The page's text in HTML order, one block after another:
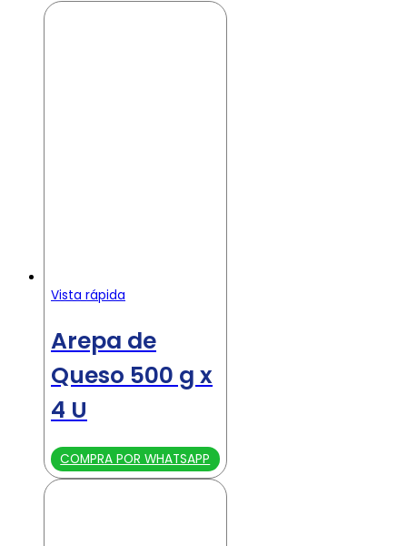
Vista rápida
Arepa de
Queso 500 g x
4 U
COMPRA POR WHATSAPP